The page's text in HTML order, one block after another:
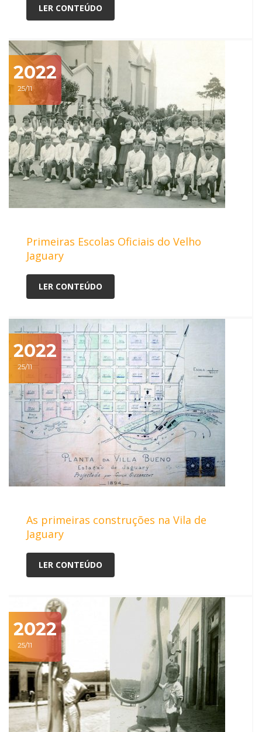
LER CONTEÚDO
2022
25/11
Primeiras Escolas Oficiais do Velho
Jaguary
LER CONTEÚDO
2022
25/11
As primeiras construções na Vila de
Jaguary
LER CONTEÚDO
2022
25/11